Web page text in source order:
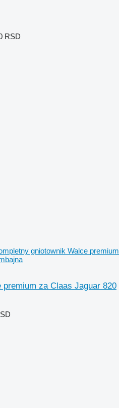
RSD
gniotownik Walce premium
za Claas Jaguar 820